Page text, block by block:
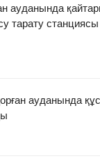
ауданында
тарату станциясы
ауданында құс